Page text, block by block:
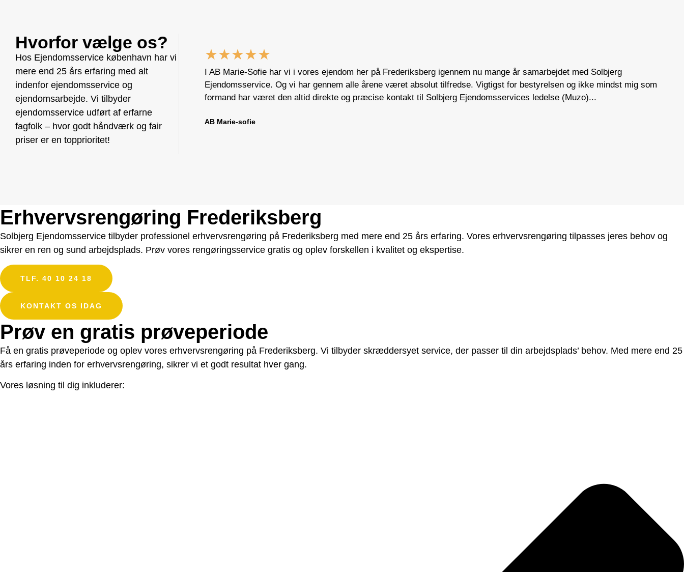
Hvorfor vælge os?
Hos Ejendomsservice københavn har vi
mere end 25 års erfaring med alt
indenfor ejendomsservice og
ejendomsarbejde. Vi tilbyder
ejendomsservice udført af erfarne
fagfolk – hvor godt håndværk og fair
priser er en topprioritet!
★★★★★
I AB Marie-Sofie har vi i vores ejendom her på Frederiksberg igennem nu mange år samarbejdet med Solbjerg
Ejendomsservice. Og vi har gennem alle årene været absolut tilfredse. Vigtigst for bestyrelsen og ikke mindst mig som
formand har været den altid direkte og præcise kontakt til Solbjerg Ejendomsservices ledelse (Muzo)...
AB Marie-sofie
Erhvervsrengøring Frederiksberg
Solbjerg Ejendomsservice tilbyder professionel erhvervsrengøring på Frederiksberg med mere end 25 års erfaring. Vores erhvervsrengøring tilpasses jeres behov og
sikrer en ren og sund arbejdsplads. Prøv vores rengøringsservice gratis og oplev forskellen i kvalitet og ekspertise.
TLF. 40 10 24 18
KONTAKT OS IDAG
Prøv en gratis prøveperiode
Få en gratis prøveperiode og oplev vores erhvervsrengøring på Frederiksberg. Vi tilbyder skræddersyet service, der passer til din arbejdsplads’ behov. Med mere end 25
års erfaring inden for erhvervsrengøring, sikrer vi et godt resultat hver gang.
Vores løsning til dig inkluderer: